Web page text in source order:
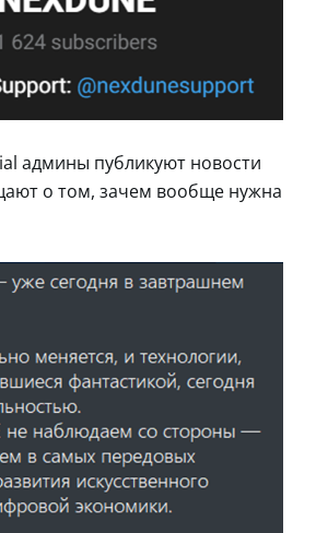
админы публикуют новости
о том, зачем вообще нужна